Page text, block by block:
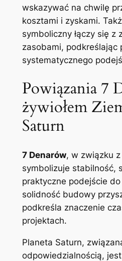
wskazywać na chwilę
kosztami i zyskami.
symboliczny łączy się z
zasobami, podkreślając
systematycznego
Powiązania 7
żywiołem
Saturn
7 Denarów, w związku z
symbolizuje stabilność,
praktyczne podejście
solidność budowy
podkreśla znaczenie
projektach.
Planeta Saturn,
odpowiedzialnością,